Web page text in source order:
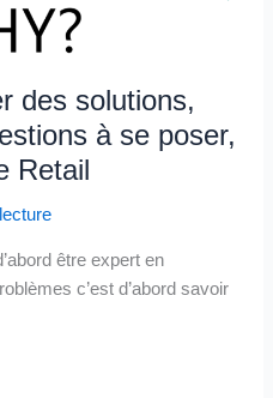
des solutions,
à se poser,
Retail
être expert en
c’est d’abord savoir